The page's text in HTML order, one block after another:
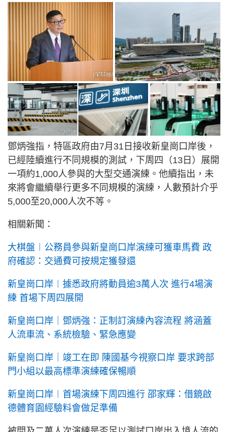
鄧炳強指，特區政府由7月31日接收新皇崗口岸後，
已經陸續進行不同規模的測試，下周四（13日）展開
一項約1,000人參與的大型交通演練。他續指出，未
來將會繼續舉行更多不同規模的演練，人數預計介乎
5,000至20,000人次不等。
相關新聞：
大棋盤︱公務員參與新皇崗口岸演練可獲車馬費 政
府確認：交通費可按規定獲發還
新皇崗口岸︱據悉政府將動員逾3萬人次 進行4場演
練 首場下周四展開
新皇崗口岸｜鄧炳強：正制訂演練內容流程 將涵蓋
人流車流、系統檢驗、緊急應變
新皇崗口岸｜竣工在即 陳國基今視察口岸 要求跨部
門小組以最高標準演練確保暢順
新皇崗口岸︱首場演練下周四進行 邵家輝：借鏡啟
德體育園經驗料會做足準備